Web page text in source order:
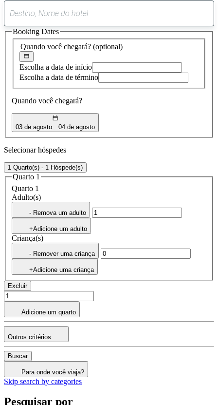
sugestão
encontrada
Quando você chegará? (optional)
Escolha a data de início
Escolha a data de término
Quando você chegará?
03 de agosto 04 de agosto
Booking Dates
Selecionar hóspedes
1 Quarto(s) - 1 Hóspede(s)
Quarto 1
Quarto 1
Adulto(s)
- Remova um adulto
+Adicione um adulto
Criança(s)
- Remover uma criança
+Adicione uma criança
Excluir
Adicione um quarto
Outros critérios
Buscar
Para onde você viaja?
Skip search by categories
Pesquisar por